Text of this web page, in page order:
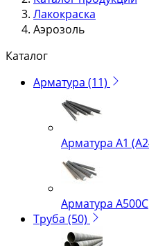
Лакокраска
Аэрозоль
Каталог
Арматура (11)
Арматура А1
Арматура А500С
Труба (50)